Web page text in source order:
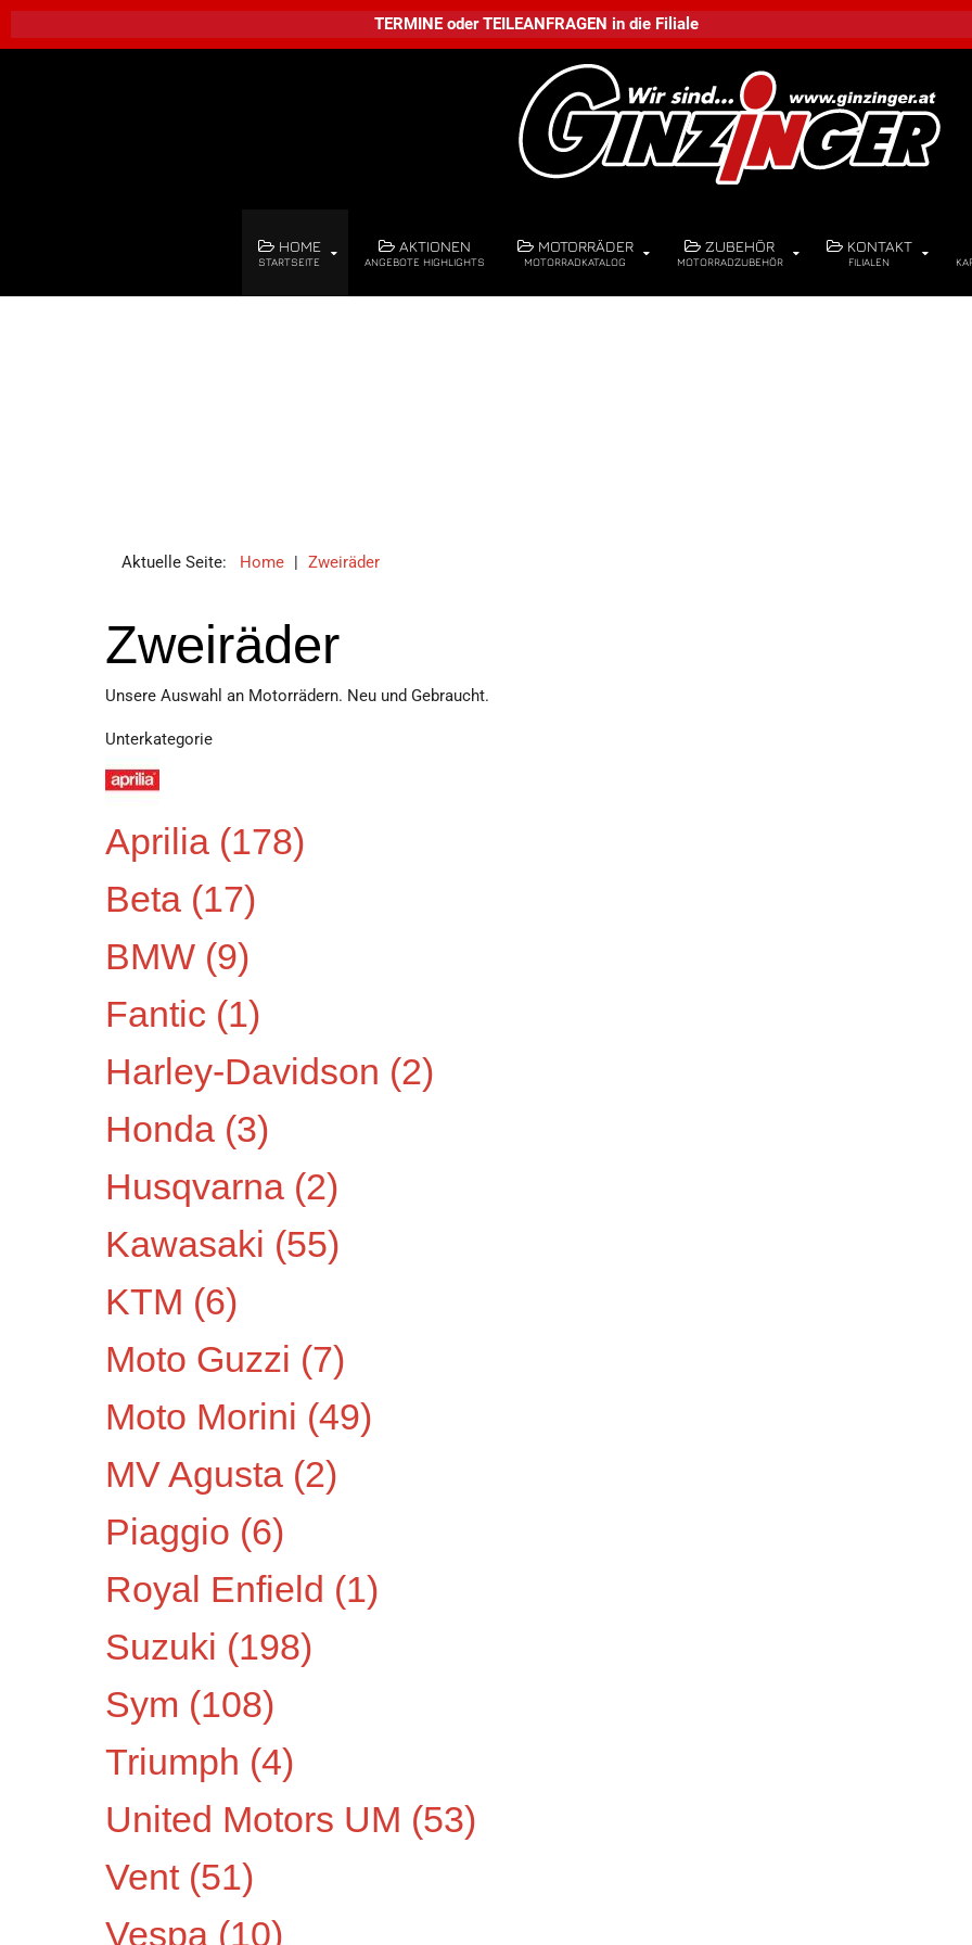
HOME
STARTSEITE
AKTIONEN
ANGEBOTE HIGHLIGHTS
MOTORRÄDER
MOTORRADKATALOG
ZUBEHÖR
MOTORRADZUBEHÖR
KONTAKT
FILIALEN
Aktuelle Seite: Home | Zweiräder
Zweiräder
Unsere Auswahl an Motorrädern. Neu und Gebraucht.
Unterkategorie
Aprilia (178)
Beta (17)
BMW (9)
Fantic (1)
Harley-Davidson (2)
Honda (3)
Husqvarna (2)
Kawasaki (55)
KTM (6)
Moto Guzzi (7)
Moto Morini (49)
MV Agusta (2)
Piaggio (6)
Royal Enfield (1)
Suzuki (198)
Sym (108)
Triumph (4)
United Motors UM (53)
Vent (51)
Vespa (10)
TERMINEoderTEILEANFRAGEN in die Filiale